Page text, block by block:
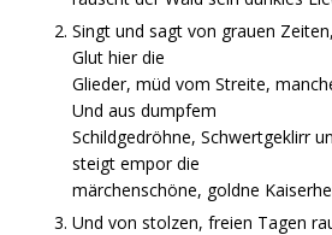
Singt und sagt von grauen
Glut hier die
Glieder, müd vom Streite,
Und aus dumpfem
Schildgedröhne, Schwertgeklirr
steigt empor die
märchenschöne, goldne
Und von stolzen, freien Tagen